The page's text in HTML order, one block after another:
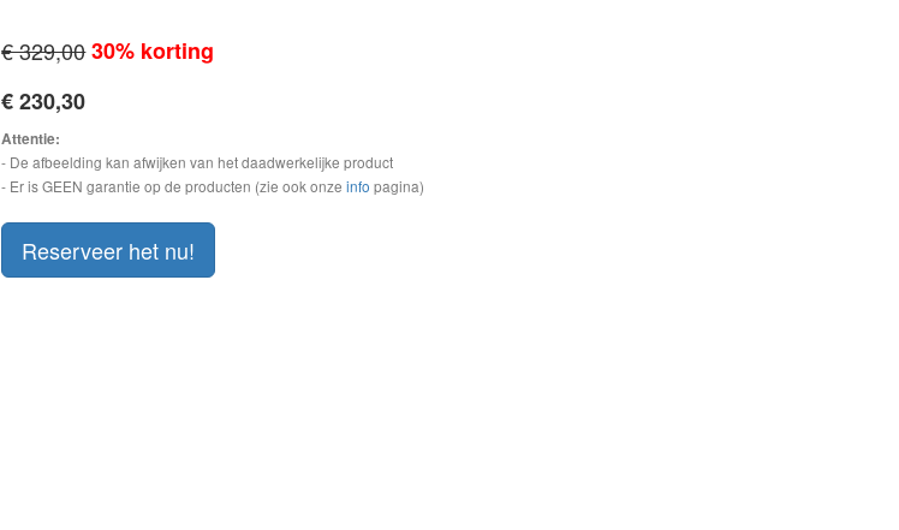
€ 329,0030% korting
€ 230,30
Attentie:
- De afbeelding kan afwijken van het daadwerkelijke product
- Er is GEEN garantie op de producten (zie ook onzeinfo pagina)